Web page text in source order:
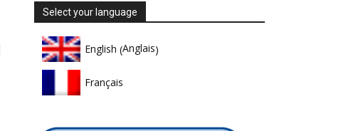
Select your language
English (Anglais)
Français